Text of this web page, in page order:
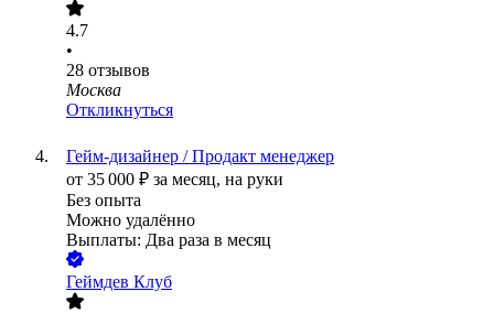
4.7
•
28 отзывов
Москва
Откликнуться
Гейм-дизайнер / Продакт менеджер
от 35 000 ₽ за месяц, на руки
Без опыта
Можно удалённо
Выплаты: Два раза в месяц
Геймдев Клуб